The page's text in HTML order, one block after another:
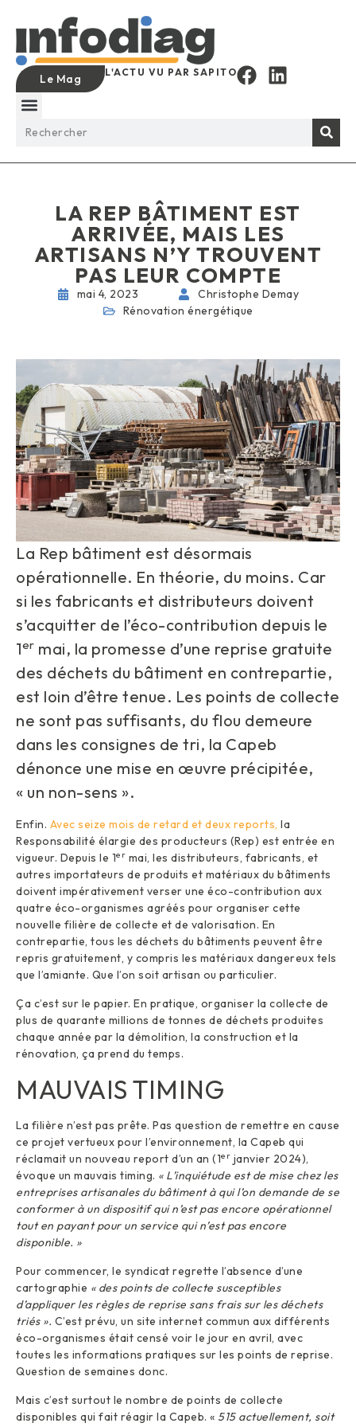
Le Mag L'ACTU VU PAR SAPITO
LA REP BÂTIMENT EST
ARRIVÉE, MAIS LES
ARTISANS N’Y TROUVENT
PAS LEUR COMPTE
mai 4, 2023
Christophe Demay
Rénovation énergétique
La Rep bâtiment est désormais
opérationnelle. En théorie, du moins. Car
si les fabricants et distributeurs doivent
s’acquitter de l’éco-contribution depuis le
1er mai, la promesse d’une reprise gratuite
des déchets du bâtiment en contrepartie,
est loin d’être tenue. Les points de collecte
ne sont pas suffisants, du flou demeure
dans les consignes de tri, la Capeb
dénonce une mise en œuvre précipitée,
« un non-sens ».
Enfin. Avec seize mois de retard et deux reports, la
Responsabilité élargie des producteurs (Rep) est entrée en
vigueur. Depuis le 1er mai, les distributeurs, fabricants, et
autres importateurs de produits et matériaux du bâtiments
doivent impérativement verser une éco-contribution aux
quatre éco-organismes agréés pour organiser cette
nouvelle filière de collecte et de valorisation. En
contrepartie, tous les déchets du bâtiments peuvent être
repris gratuitement, y compris les matériaux dangereux tels
que l’amiante. Que l’on soit artisan ou particulier.
Ça c’est sur le papier. En pratique, organiser la collecte de
plus de quarante millions de tonnes de déchets produites
chaque année par la démolition, la construction et la
rénovation, ça prend du temps.
MAUVAIS TIMING
La filière n’est pas prête. Pas question de remettre en cause
ce projet vertueux pour l’environnement, la Capeb qui
réclamait un nouveau report d’un an (1er janvier 2024),
évoque un mauvais timing. « L’inquiétude est de mise chez les
entreprises artisanales du bâtiment à qui l’on demande de se
conformer à un dispositif qui n’est pas encore opérationnel
tout en payant pour un service qui n’est pas encore
disponible. »
Pour commencer, le syndicat regrette l’absence d’une
cartographie « des points de collecte susceptibles
d’appliquer les règles de reprise sans frais sur les déchets
triés ». C’est prévu, un site internet commun aux différents
éco-organismes était censé voir le jour en avril, avec
toutes les informations pratiques sur les points de reprise.
Question de semaines donc.
Mais c’est surtout le nombre de points de collecte
disponibles qui fait réagir la Capeb. « 515 actuellement, soit